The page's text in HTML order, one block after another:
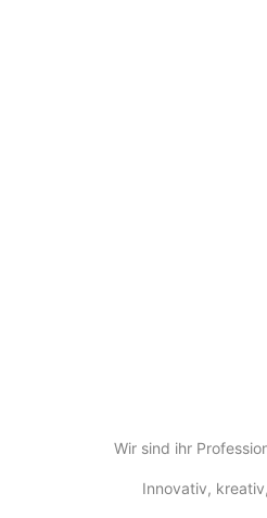
Wir sind ihr
Innovativ,